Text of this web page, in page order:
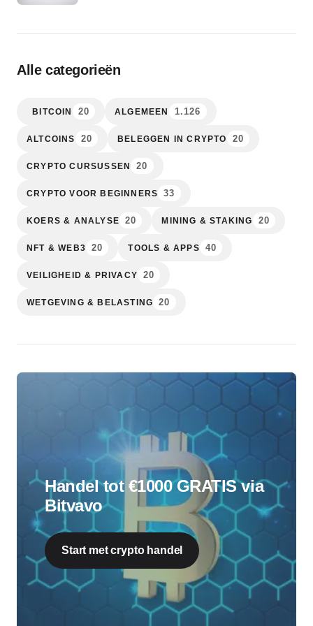
Alle categorieën
BITCOIN 20 ALGEMEEN 1.126
ALTCOINS 20 BELEGGEN IN CRYPTO 20
CRYPTO CURSUSSEN 20
CRYPTO VOOR BEGINNERS 33
KOERS & ANALYSE 20 MINING & STAKING 20
NFT & WEB3 20 TOOLS & APPS 40
VEILIGHEID & PRIVACY 20
WETGEVING & BELASTING 20
Handel tot €1000 GRATIS via
Bitvavo
Start met crypto handel